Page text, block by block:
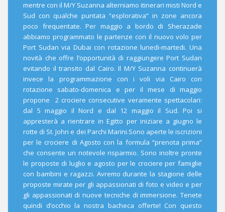
mentre con il M/Y Suzanna alterniamo itinerari misti Nord e
Sud con qualche puntata “esplorativa” in zone ancora
poco frequentate. Per maggio a bordo di Sherazade
abbiamo programmato le partenze con il nuovo volo per
Port Sudan via Dubai con rotazione lunedi-martedi. Una
novità che offre l’opportunità di raggiungere Port Sudan
evitando il transito dal Cairo. Il M/Y Suzanna continuerà
invece la programmazione con i voli via Cairo con
rotazione sabato-domenica e per il mese di maggio
propone 2 crociere consecutive veramente spettacolari:
dal 5 maggio il Nord e dal 12 maggio il Sud. Poi si
appresterà a rientrare in Egitto per iniziare a giugno le
rotte di St. John e dei Parchi Marini.Sono aperte le iscrizioni
per le crociere di Agosto con la formula “prenota prima”
che consente un notevole risparmio. Sono inoltre pronte
le proposte di luglio e agosto per le crociere per famiglie
con bambini e ragazzi. Avremo durante la stagione delle
proposte mirate per gli appassionati di foto e video e per
gli appassionati di nuove tecniche di immersione. Tenete
quindi d’occhio la nostra bacheca offerte! Con questo